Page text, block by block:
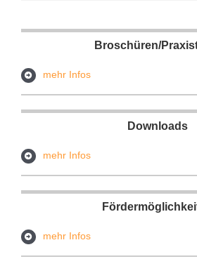
Broschüren/
mehr Infos
Downloads
mehr Infos
mehr Infos